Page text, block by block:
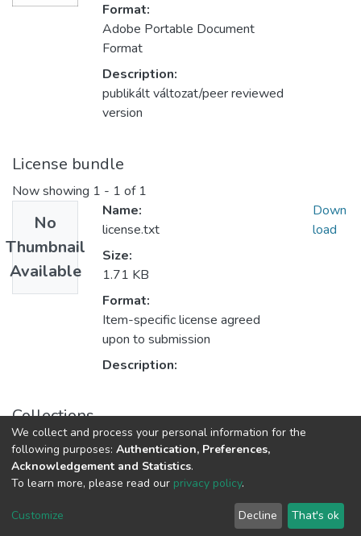
Format:
Adobe Portable Document
Format
Description:
publikált változat/peer reviewed
version
License bundle
Now showing 1 - 1 of 1
No
Thumbnail
Available
Name:
license.txt
Size:
1.71 KB
Format:
Item-specific license agreed
upon to submission
Description:
Down
load
Collections
Tanulmányok - magyar nyelvű (RKI)
Cookie
End User
Agreement
Send
Feedback
We collect and process your personal information for the
following purposes: Authentication, Preferences,
Acknowledgement and Statistics.
To learn more, please read our privacy policy.
Customize Decline That's ok